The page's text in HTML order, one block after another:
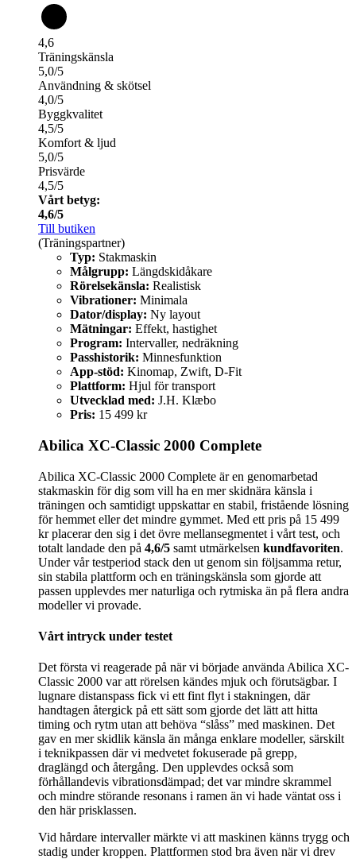
4,6
Träningskänsla
5,0/5
Användning & skötsel
4,0/5
Byggkvalitet
4,5/5
Komfort & ljud
5,0/5
Prisvärde
4,5/5
Vårt betyg:
4,6/5
Till butiken
(Träningspartner)
Typ: Stakmaskin
Målgrupp: Längdskidåkare
Rörelsekänsla: Realistisk
Vibrationer: Minimala
Dator/display: Ny layout
Mätningar: Effekt, hastighet
Program: Intervaller, nedräkning
Passhistorik: Minnesfunktion
App-stöd: Kinomap, Zwift, D-Fit
Plattform: Hjul för transport
Utvecklad med: J.H. Klæbo
Pris: 15 499 kr
Abilica XC-Classic 2000 Complete
Abilica XC-Classic 2000 Complete är en genomarbetad
stakmaskin för dig som vill ha en mer skidnära känsla i
träningen och samtidigt uppskattar en stabil, fristående lösning
för hemmet eller det mindre gymmet. Med ett pris på 15 499
kr placerar den sig i det övre mellansegmentet i vårt test, och
totalt landade den på 4,6/5 samt utmärkelsen kundfavoriten.
Under vår testperiod stack den ut genom sin följsamma retur,
sin stabila plattform och en träningskänsla som gjorde att
passen upplevdes mer naturliga och rytmiska än på flera andra
modeller vi provade.
Vårt intryck under testet
Det första vi reagerade på när vi började använda Abilica XC-
Classic 2000 var att rörelsen kändes mjuk och förutsägbar. I
lugnare distanspass fick vi ett fint flyt i stakningen, där
handtagen återgick på ett sätt som gjorde det lätt att hitta
timing och rytm utan att behöva “slåss” med maskinen. Det
gav en mer skidlik känsla än många enklare modeller, särskilt
i teknikpassen där vi medvetet fokuserade på grepp,
draglängd och återgång. Den upplevdes också som
förhållandevis vibrationsdämpad; det var mindre skrammel
och mindre störande resonans i ramen än vi hade väntat oss i
den här prisklassen.
Vid hårdare intervaller märkte vi att maskinen känns trygg och
stadig under kroppen. Plattformen stod bra även när vi drev